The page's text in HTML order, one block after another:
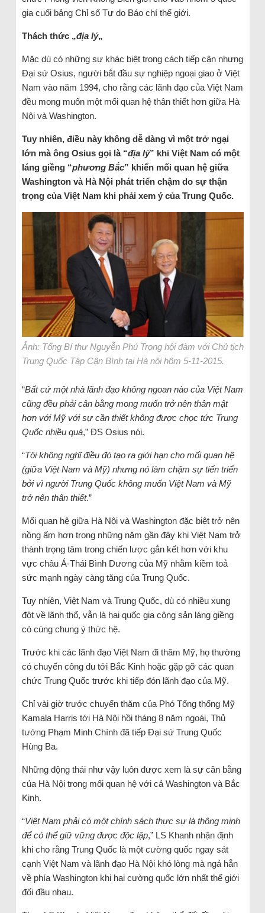
gia cuối bảng Chỉ số Tự do Báo chí thế giới.
Thách thức „địa lý„
Mặc dù có những sự khác biệt trong cách tiếp cận nhưng
Đại sứ Osius, người bắt đầu sự nghiệp ngoại giao ở Việt
Nam vào năm 1994, cho rằng các lãnh đạo của Việt Nam
đều mong muốn một mối quan hệ thân thiết hơn giữa Hà
Nội và Washington.
Tuy nhiên, điều này không dễ dàng vì một trở ngại
lớn mà ông Osius gọi là “địa lý” khi Việt Nam có một
láng giềng “phương Bắc” khiến mối quan hệ giữa
Washington và Hà Nội phát triển chậm do sự thận
trọng của Việt Nam khi phải xem ý của Trung Quốc.
Ảnh: Tổng Bí thư Nguyễn Phú Trọng hội đàm với Chủ tịch
Trung Quốc Tập Cận Bình tại Hà nội hôm 5-11-2015.
“Bất cứ một nhà lãnh đạo không ngoan nào của Việt Nam
cũng đều phải cân bằng mong muốn trở nên thân mật
hơn với Mỹ với sự cần thiết không được chọc tức Trung
Quốc nhiều quá,” ĐS Osius nói.
“Tôi không nghĩ điều đó tạo ra giới hạn cho mối quan hệ
(giữa Việt Nam và Mỹ) nhưng nó làm chậm sự tiến triển
bởi vì người Trung Quốc không muốn Việt Nam và Mỹ
trở nên thân thiết.”
Mối quan hệ giữa Hà Nội và Washington đặc biệt trở nên
nồng ấm hơn trong những năm gần đây khi Việt Nam trở
thành trọng tâm trong chiến lược gắn kết hơn với khu
vực châu Á-Thái Bình Dương của Mỹ nhằm kiềm toả
sức mạnh ngày càng tăng của Trung Quốc.
Tuy nhiên, Việt Nam và Trung Quốc, dù có nhiều xung
đột về lãnh thổ, vẫn là hai quốc gia cộng sản láng giềng
có cùng chung ý thức hệ.
Trước khi các lãnh đạo Việt Nam đi thăm Mỹ, họ thường
có chuyến công du tới Bắc Kinh hoặc gặp gỡ các quan
chức Trung Quốc trước khi tiếp đón lãnh đạo của Mỹ.
Chỉ vài giờ trước chuyến thăm của Phó Tổng thống Mỹ
Kamala Harris tới Hà Nội hồi tháng 8 năm ngoái, Thủ
tướng Phạm Minh Chính đã tiếp Đại sứ Trung Quốc
Hùng Ba.
Những động thái như vậy luôn được xem là sự cân bằng
của Hà Nội trong mối quan hệ với cả Washington và Bắc
Kinh.
“Việt Nam phải có một chính sách thực sự là thông minh
để có thể giữ vững được độc lập,” LS Khanh nhận định
khi cho rằng Trung Quốc là một cường quốc ngay sát
cạnh Việt Nam và lãnh đạo Hà Nội khó lòng mà ngả hẳn
về phía Washington khi hai cường quốc lớn nhất thế giới
đối đầu nhau.